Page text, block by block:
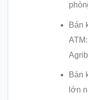
Bán
Bán
lớn